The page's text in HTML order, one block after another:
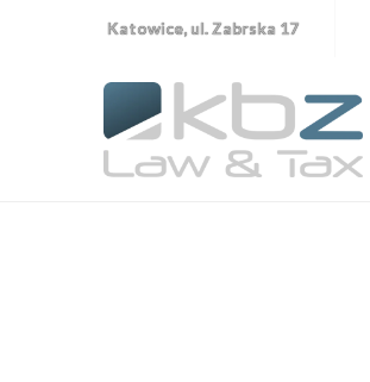
Katowice, ul. Zabrska 17